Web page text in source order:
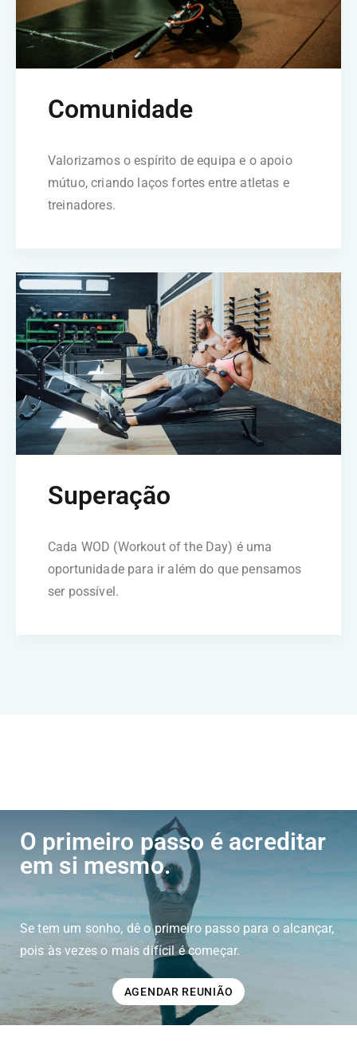
Comunidade
Valorizamos o espírito de equipa e o apoio
mútuo, criando laços fortes entre atletas e
treinadores.
Superação
Cada WOD (Workout of the Day) é uma
oportunidade para ir além do que pensamos
ser possível.
O primeiro passo é acreditar
em si mesmo.
Se tem um sonho, dê o primeiro passo para o alcançar,
pois às vezes o mais difícil é começar.
AGENDAR REUNIÃO